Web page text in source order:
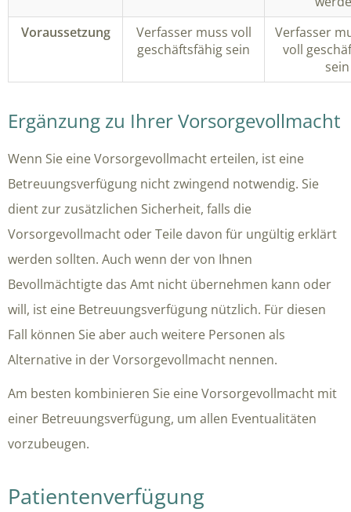
Voraussetzung
Verfasser muss voll
geschäftsfähig sein
Verfasser
voll
sein
Ergänzung zu Ihrer Vorsorgevollmacht
Wenn Sie eine Vorsorgevollmacht erteilen, ist eine
Betreuungsverfügung nicht zwingend notwendig. Sie
dient zur zusätzlichen Sicherheit, falls die
Vorsorgevollmacht oder Teile davon für ungültig erklärt
werden sollten. Auch wenn der von Ihnen
Bevollmächtigte das Amt nicht übernehmen kann oder
will, ist eine Betreuungsverfügung nützlich. Für diesen
Fall können Sie aber auch weitere Personen als
Alternative in der Vorsorgevollmacht nennen.
Am besten kombinieren Sie eine Vorsorgevollmacht mit
einer Betreuungsverfügung, um allen Eventualitäten
vorzubeugen.
Patientenverfügung